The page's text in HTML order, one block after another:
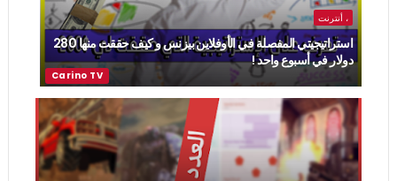
، أنترنت
استراتيجيتي المفصلة في الأوفلاين بيزنس و كيف حققت منها 280
دولار في أسبوع واحد !